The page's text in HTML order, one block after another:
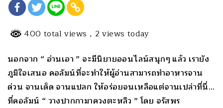
400 total views , 2 views today
นอกจาก “ อ่านเอา ” จะมีนิยายออนไลน์สนุกๆ แล้ว เรายัง
ภูมิใจเสนอ คอลัมน์ที่จะทำให้ผู้อ่านสามารถทำอาหารจาน
ด่วน จานเด็ด จานแปลก ให้อร่อยจนเหลือแต่จานเปล่าที่นี่…
ที่คอลัมน์ “ วางปากกามาควงตะหลิว ” โดย จรัสพร